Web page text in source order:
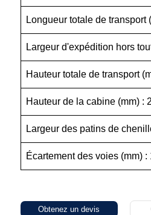
Longueur totale de
Largeur d'expédition hors
Hauteur totale de
Hauteur de la cabine
Largeur des patins de
Écartement des voies (mm)
Obtenez un devis